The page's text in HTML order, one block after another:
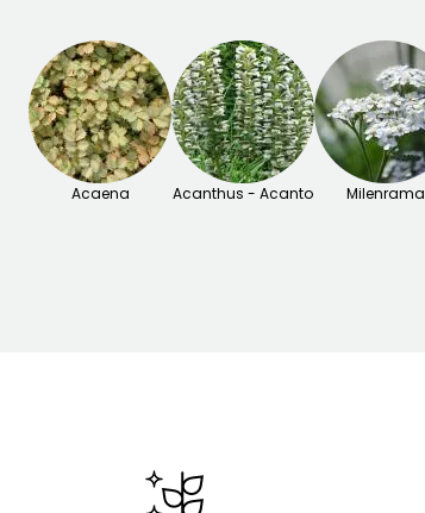
¡TE ENCANTAN!
Ver 1 opiniones
Acaena Acanthus - Acanto Milenrama